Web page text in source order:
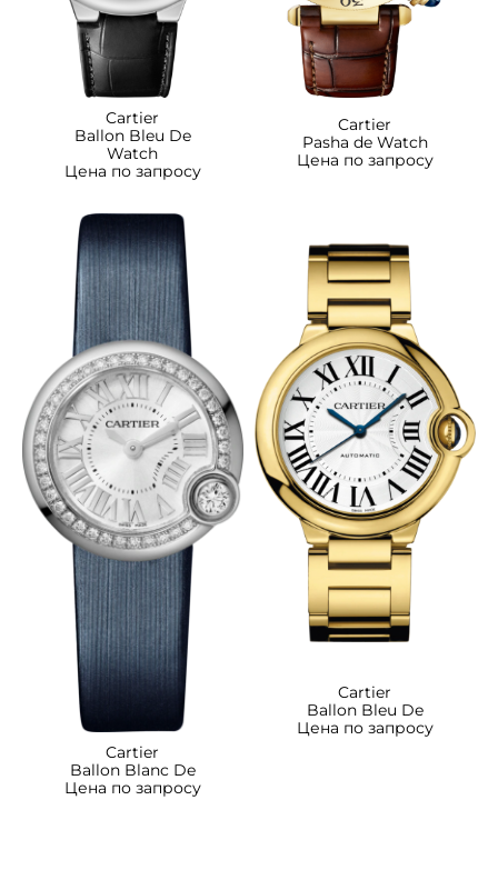
Cartier
Ballon Bleu De
Watch
Цена по запросу
Cartier
Pasha de Watch
Цена по запросу
Cartier
Ballon Blanc De
Цена по запросу
Cartier
Ballon Bleu De
Цена по запросу